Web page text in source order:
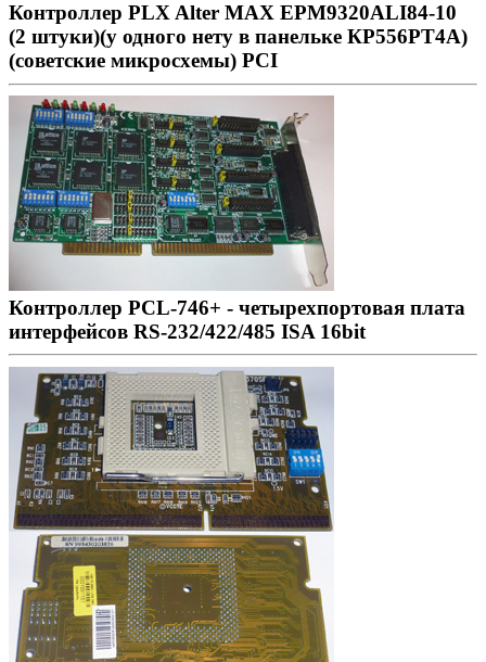
Контроллер PLX Alter MAX EPM9320ALI84-10
(2 штуки)(у одного нету в панельке КР556РТ4А)
(советские микросхемы) PCI
Контроллер PCL-746+ - четырехпортовая плата
интерфейсов RS-232/422/485 ISA 16bit